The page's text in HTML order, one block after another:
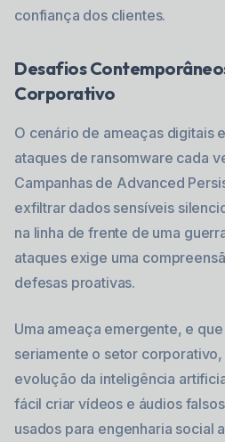
confiança dos clientes.
Desafios
Corporativo
O cenário de ameaças digitais
ataques de ransomware cada
Campanhas de Advanced
exfiltrar dados sensíveis
na linha de frente de uma
ataques exige uma
defesas proativas.
Uma ameaça emergente, e
seriamente o setor corporativo,
evolução da inteligência
fácil criar vídeos e áudios
usados para engenharia social